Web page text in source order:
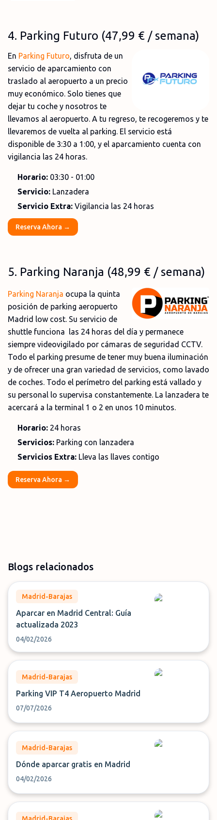
4. Parking Futuro (47,99 € / semana)
En Parking Futuro, disfruta de un
servicio de aparcamiento con
traslado al aeropuerto a un precio
muy económico. Solo tienes que
dejar tu coche y nosotros te
llevamos al aeropuerto. A tu regreso, te recogeremos y te
llevaremos de vuelta al parking. El servicio está
disponible de 3:30 a 1:00, y el aparcamiento cuenta con
vigilancia las 24 horas.
Horario: 03:30 - 01:00
Servicio: Lanzadera
Servicio Extra: Vigilancia las 24 horas
Reserva Ahora →
5. Parking Naranja (48,99 € / semana)
Parking Naranja ocupa la quinta
posición de parking aeropuerto
Madrid low cost. Su servicio de
shuttle funciona las 24 horas del día y permanece
siempre videovigilado por cámaras de seguridad CCTV.
Todo el parking presume de tener muy buena iluminación
y de ofrecer una gran variedad de servicios, como lavado
de coches. Todo el perímetro del parking está vallado y
su personal lo supervisa constantemente. La lanzadera te
acercará a la terminal 1 o 2 en unos 10 minutos.
Horario: 24 horas
Servicios: Parking con lanzadera
Servicios Extra: Lleva las llaves contigo
Reserva Ahora →
Blogs relacionados
Madrid-Barajas
Aparcar en Madrid Central: Guía
actualizada 2023
04/02/2026
Madrid-Barajas
Parking VIP T4 Aeropuerto Madrid
07/07/2026
Madrid-Barajas
Dónde aparcar gratis en Madrid
04/02/2026